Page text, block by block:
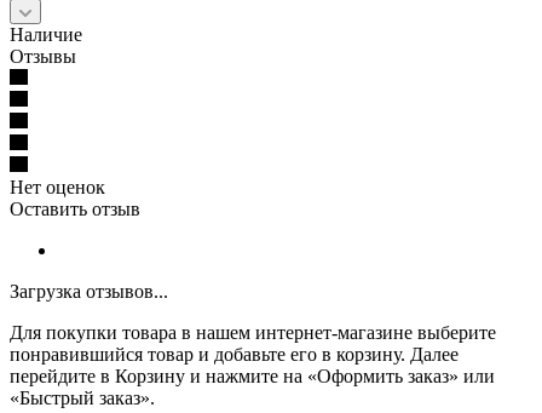
Наличие
Отзывы
Нет оценок
Оставить отзыв
Загрузка отзывов...
Для покупки товара в нашем интернет-магазине выберите
понравившийся товар и добавьте его в корзину. Далее
перейдите в Корзину и нажмите на «Оформить заказ» или
«Быстрый заказ».